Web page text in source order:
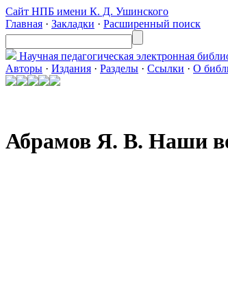
Сайт НПБ имени К. Д. Ушинского
Главная · Закладки · Расширенный поиск
Научная педагогическая электронная
Авторы · Издания · Разделы · Ссылки · О
Абрамов Я. В. Наши